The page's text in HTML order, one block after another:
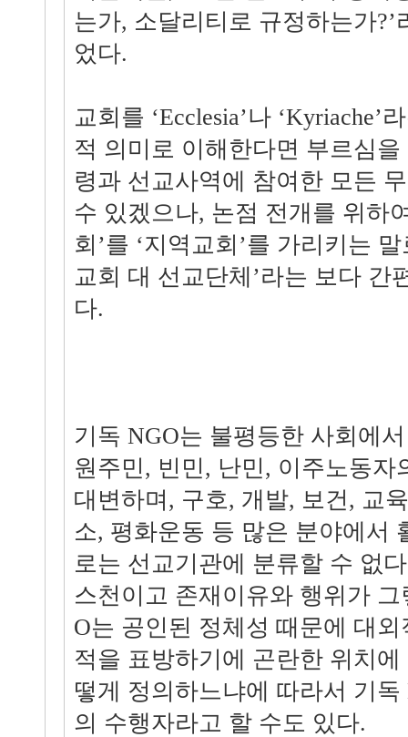
는가, 소달리티로 규정하는가
었다.
교회를 ‘Ecclesia’나 ‘Kyriache’
적 의미로 이해한다면 부르심
령과 선교사역에 참여한 모든
수 있겠으나, 논점 전개를 위하
회’를 ‘지역교회’를 가리키는
교회 대 선교단체’라는 보다 간
다.
기독 NGO는 불평등한 사회에
원주민, 빈민, 난민, 이주노동자
대변하며, 구호, 개발, 보건, 교
소, 평화운동 등 많은 분야에서
로는 선교기관에 분류할 수 없
스천이고 존재이유와 행위가
O는 공인된 정체성 때문에 대외
적을 표방하기에 곤란한 위치에
떻게 정의하느냐에 따라서 기
의 수행자라고 할 수도 있다.